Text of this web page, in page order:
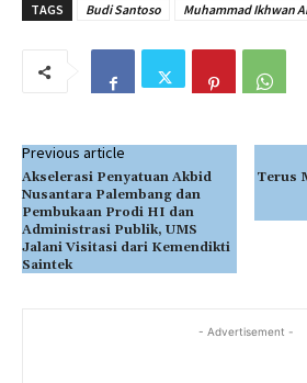
TAGS Budi Santoso Muhammad Ikhwan
Previous article
Akselerasi Penyatuan Akbid
Nusantara Palembang dan
Pembukaan Prodi HI dan
Administrasi Publik, UMS
Jalani Visitasi dari Kemendikti
Saintek
Terus
- Advertisement -